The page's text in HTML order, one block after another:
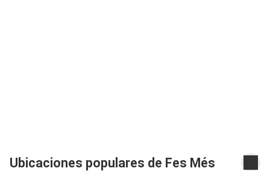
Ubicaciones populares de Fes Més